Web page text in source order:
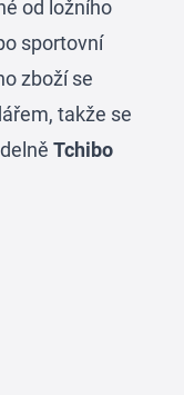
od ložního
sportovní
zboží se
takže se
Tchibo